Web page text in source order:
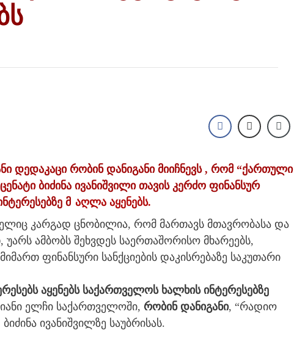
დედაკაცი რობინ დანიგანი მიიჩნევს , რომ “ქართული
ბიძინა ივანიშვილი თავის კერძო ფინანსურ
მ აღლა აყენებს.
კარგად ცნობილია, რომ მართავს მთავრობასა და
უარს ამბობს შეხვდეს საერთაშორისო მხარეებს,
ფინანსური სანქციების დაკისრებაზე საკუთარი
აყენებს საქართველოს ხალხის ინტერესებზე
ელჩი საქართველოში, რობინ დანიგანი, “რადიო
ივანიშვილზე საუბრისას.